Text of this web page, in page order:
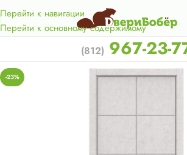
Перейти к навигации
Перейти к основному содержимому
км. от КАД.
(812) 967-23-
-23%